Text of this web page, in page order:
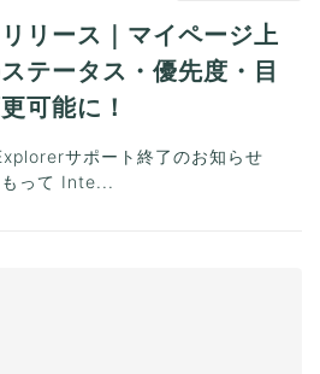
リース｜マイページ上
テータス・優先度・目
可能に！
サポート終了のお知らせ
って Inte...